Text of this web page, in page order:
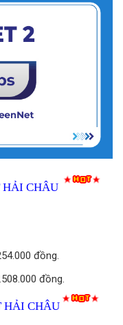
HẢI CHÂU
đồng.
đồng.
HẢI CHÂU